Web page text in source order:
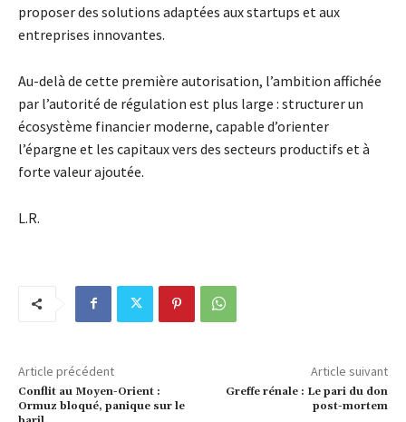
proposer des solutions adaptées aux startups et aux
entreprises innovantes.
Au-delà de cette première autorisation, l’ambition affichée
par l’autorité de régulation est plus large : structurer un
écosystème financier moderne, capable d’orienter
l’épargne et les capitaux vers des secteurs productifs et à
forte valeur ajoutée.
L.R.
Article précédent
Conflit au Moyen-Orient :
Ormuz bloqué, panique sur le
Article suivant
Greffe rénale : Le pari du don
post-mortem